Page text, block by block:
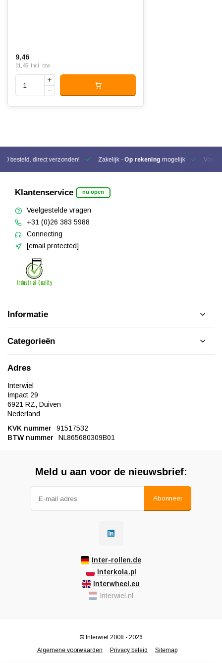
9,46
11,45 Incl. btw
besteld, direct verzonden! Zakelijk - Op rekening mogelijk Voor
Klantenservice nu open
Veelgestelde vragen
+31 (0)26 383 5988
Connecting
[email protected]
Informatie
Categorieën
Adres
Interwiel
Impact 29
6921 RZ, Duiven
Nederland
KVK nummer
91517532
BTW nummer
NL865680309B01
Meld u aan voor de nieuwsbrief:
Abonneer
Inter-rollen.de
Interkola.pl
Interwheel.eu
Interwiel.nl
Algemene voorwaarden Privacy beleid Sitemap
© Interwiel 2008 - 2026